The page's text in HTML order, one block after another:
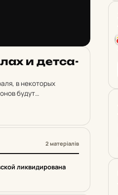
и дет­са­
в некоторых
будут
2 матеріалів
ликвидирована